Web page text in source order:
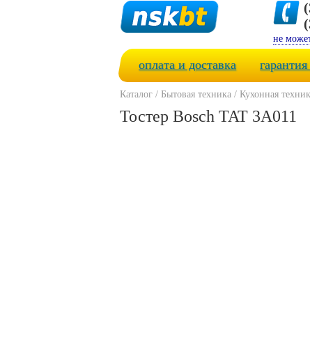
не
оплата и доставка
Каталог / Бытовая техника / Кухонная
Тостер Bosch TAT 3A011